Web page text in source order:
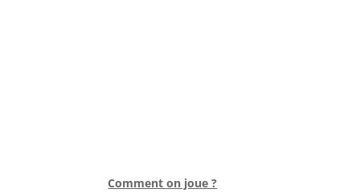
Comment on joue ?